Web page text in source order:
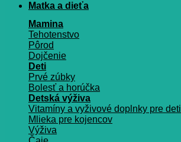
Matka a dieťa
Mamina
Tehotenstvo
Pôrod
Dojčenie
Deti
Prvé zúbky
Bolesť a horúčka
Detská výživa
Vitamíny a vyživové doplnky pre deti
Mlieka pre kojencov
Výživa